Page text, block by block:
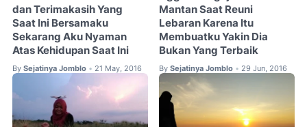
dan Terimakasih Yang
Saat Ini Bersamaku
Sekarang Aku Nyaman
Atas Kehidupan Saat Ini
By Sejatinya Jomblo • 21 May, 2016
Mantan Saat Reuni
Lebaran Karena Itu
Membuatku Yakin Dia
Bukan Yang Terbaik
By Sejatinya Jomblo • 29 Jun, 2016